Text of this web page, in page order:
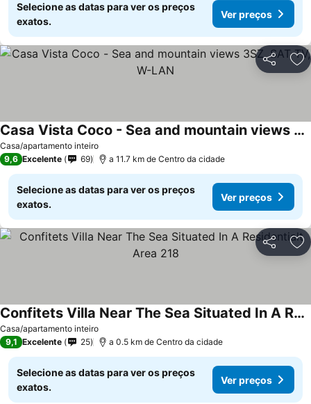
Selecione as datas para ver os preços
exatos.
Ver preços
Partilhar
Casa/apartamento inteiro
Casa Vista Coco - Sea and mountain views 3SZ, SAT-TV, W-LAN
Ver preços
9,6 Excelente 69 a 11.7 km de Centro da cidade
Selecione as datas para ver os preços
exatos.
Ver preços
Partilhar
Casa/apartamento inteiro
Confitets Villa Near The Sea Situated In A Residentialt Area 218
Ver preços
9,1 Excelente 25 a 0.5 km de Centro da cidade
Selecione as datas para ver os preços
exatos.
Ver preços